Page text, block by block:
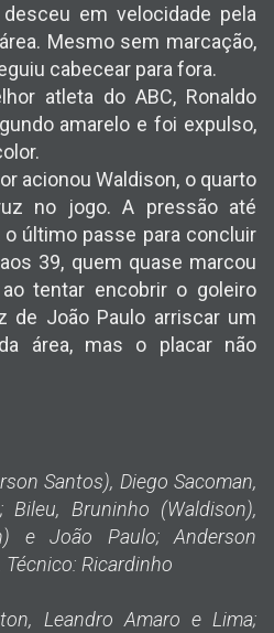
em velocidade pela
Mesmo sem marcação,
cabecear para fora.
atleta do ABC, Ronaldo
amarelo e foi expulso,
acionou Waldison, o quarto
no jogo. A pressão até
último passe para concluir
39, quem quase marcou
tentar encobrir o goleiro
de João Paulo arriscar um
área, mas o placar não
Santos), Diego Sacoman,
Bruninho (Waldison),
e João Paulo; Anderson
Ricardinho
Leandro Amaro e Lima;